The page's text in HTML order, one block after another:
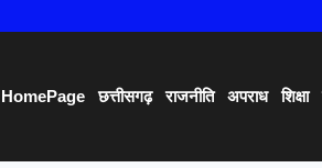
HomePage छत्तीसगढ़ राजनीति अपराध शिक्षा